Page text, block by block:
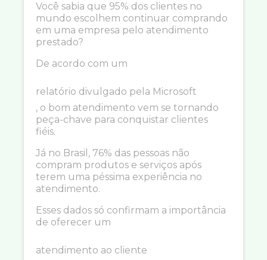
Você sabia que 95% dos clientes no
mundo escolhem continuar comprando
em uma empresa pelo atendimento
prestado?
De acordo com um
relatório divulgado pela Microsoft
, o bom atendimento vem se tornando
peça-chave para conquistar clientes
fiéis.
Já no Brasil, 76% das pessoas não
compram produtos e serviços após
terem uma péssima experiência no
atendimento.
Esses dados só confirmam a importância
de oferecer um
atendimento ao cliente